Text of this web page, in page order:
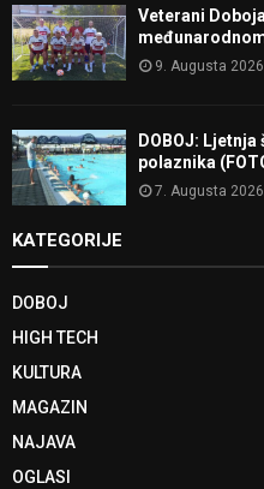
Veterani
9. Augusta 2026.
DOBOJ:
polaznika
7. Augusta
KATEGORIJE
DOBOJ
HIGH TECH
KULTURA
MAGAZIN
NAJAVA
OGLASI